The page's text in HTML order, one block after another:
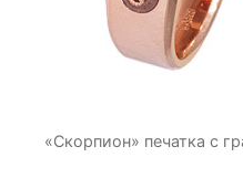
«Скорпион» печатка с